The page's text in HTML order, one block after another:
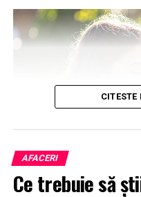
Ce ingrediente sunt
CITESTE
AFACERI
Ce trebuie să